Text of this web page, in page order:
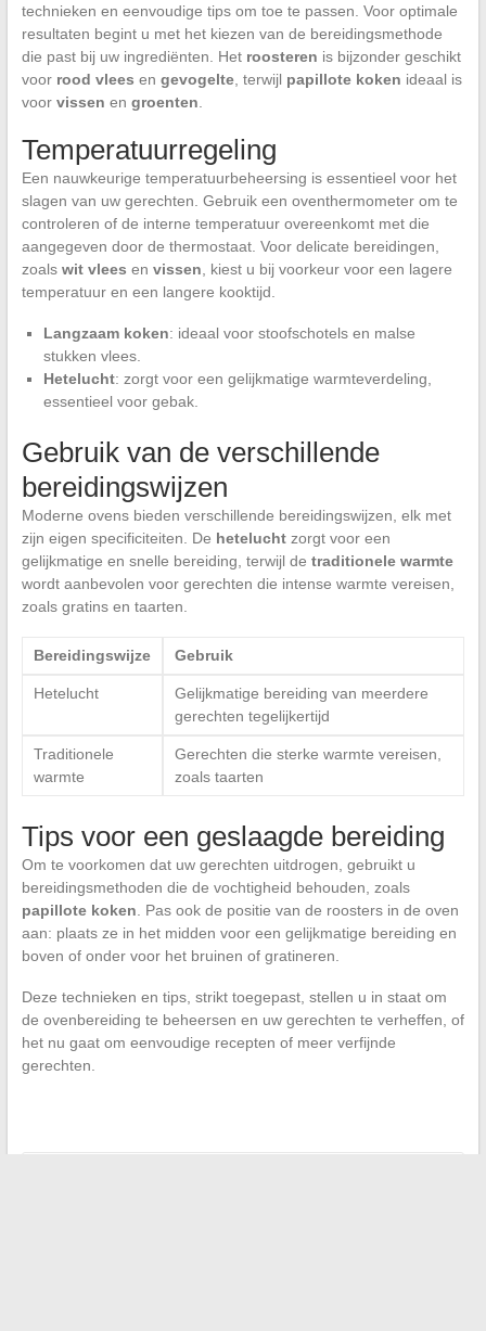
technieken en eenvoudige tips om toe te passen. Voor optimale
resultaten begint u met het kiezen van de bereidingsmethode
die past bij uw ingrediënten. Het roosteren is bijzonder geschikt
voor rood vlees en gevogelte, terwijl papillote koken ideaal is
voor vissen en groenten
Temperatuurregeling
Een nauwkeurige temperatuurbeheersing is essentieel voor het
slagen van uw gerechten. Gebruik een oventhermometer om te
controleren of de interne temperatuur overeenkomt met die
aangegeven door de thermostaat. Voor delicate bereidingen,
zoals wit vlees en vissen , kiest u bij voorkeur voor een lagere
temperatuur en een langere kooktijd.
Langzaam koken: ideaal voor stoofschotels en malse
stukken vlees.
Hetelucht: zorgt voor een gelijkmatige warmteverdeling,
essentieel voor gebak.
Gebruik van de verschillende
bereidingswijzen
Moderne ovens bieden verschillende bereidingswijzen, elk met
zijn eigen specificiteiten. De heteluchtzorgt voor een
gelijkmatige en snelle bereiding, terwijl de traditionele warmte
wordt aanbevolen voor gerechten die intense warmte vereisen,
zoals gratins en taarten.
Bereidingswijze Gebruik
Hetelucht
Gelijkmatige bereiding van meerdere
gerechten tegelijkertijd
Traditionele
warmte
Gerechten die sterke warmte vereisen,
zoals taarten
Tips voor een geslaagde bereiding
Om te voorkomen dat uw gerechten uitdrogen, gebruikt u
bereidingsmethoden die de vochtigheid behouden, zoals
papillote koken . Pas ook de positie van de roosters in de oven
aan: plaats ze in het midden voor een gelijkmatige bereiding en
boven of onder voor het bruinen of gratineren.
Deze technieken en tips, strikt toegepast, stellen u in staat om
de ovenbereiding te beheersen en uw gerechten te verheffen, of
het nu gaat om eenvoudige recepten of meer verfijnde
gerechten.